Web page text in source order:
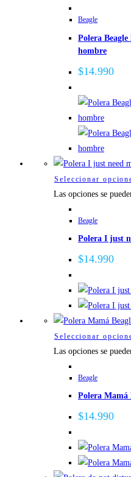
Beagle
Polera
hombre
$14.990
Seleccionar
Las opciones se
Beagle
Polera I just
$14.990
Seleccionar
Las opciones se
Beagle
Polera Mamá
$14.990